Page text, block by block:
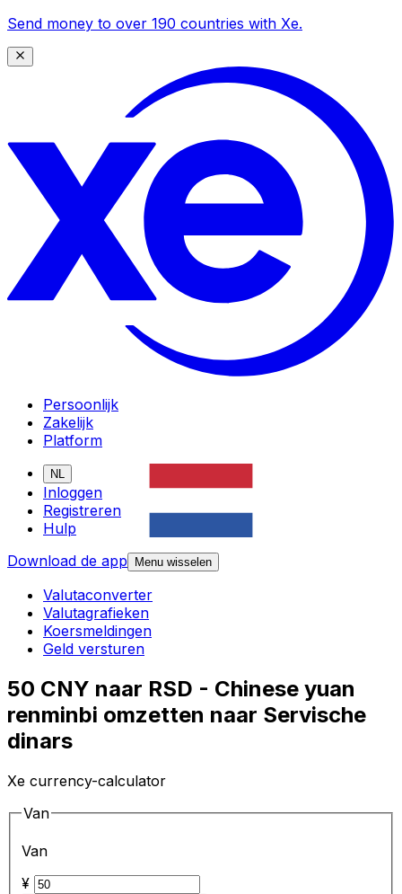
Send money to over 190 countries with Xe.
Persoonlijk
Zakelijk
Platform
NL
Inloggen
Registreren
Hulp
Download de app
Menu wisselen
Valutaconverter
Valutagrafieken
Koersmeldingen
Geld versturen
50 CNY naar RSD - Chinese yuan
renminbi omzetten naar Servische
dinars
Xe currency-calculator
Van
Van
¥